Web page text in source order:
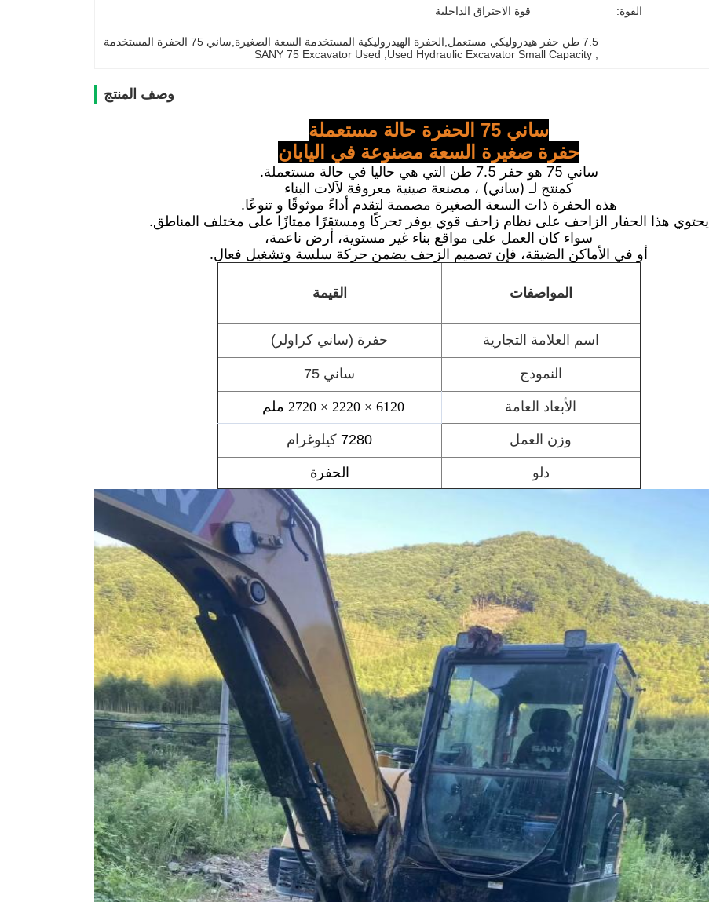
القوة: قوة الاحتراق الداخلية
7.5 طن حفر هيدروليكي مستعمل,الحفرة الهيدروليكية المستخدمة السعة الصغيرة,ساني 75 الحفرة المستخدمة
,
Used Hydraulic Excavator Small Capacity
SANY 75 Excavator Used
وصف المنتج
ساني 75 الحفرة حالة مستعملة
حفرة صغيرة السعة مصنوعة في اليابان
ساني 75 هو حفر 7.5 طن التي هي حاليا في حالة مستعملة.
كمنتج لـ (ساني) ، مصنعة صينية معروفة لآلات البناء
هذه الحفرة ذات السعة الصغيرة مصممة لتقدم أداءً موثوقًا و تنوعًا.
يحتوي هذا الحفار الزاحف على نظام زاحف قوي يوفر تحركًا ومستقرًا ممتازًا على مختلف المناطق.
سواء كان العمل على مواقع بناء غير مستوية، أرض ناعمة،
أو في الأماكن الضيقة، فإن تصميم الزحف يضمن حركة سلسة وتشغيل فعال.
المواصفات القيمة
اسم العلامة التجارية حفرة (ساني كراولر)
النموذج ساني 75
الأبعاد العامة 6120 × 2220 × 2720 ملم
وزن العمل 7280 كيلوغرام
دلو الحفرة